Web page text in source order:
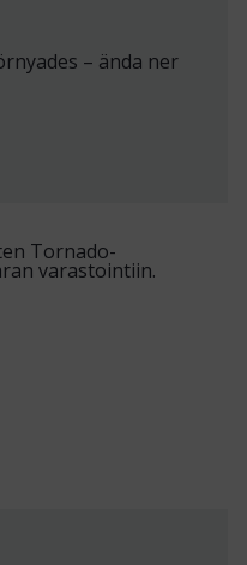
– ända ner